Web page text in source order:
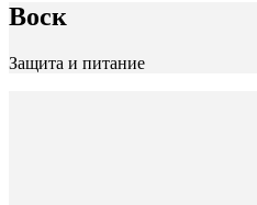
Воск
Защита и питание